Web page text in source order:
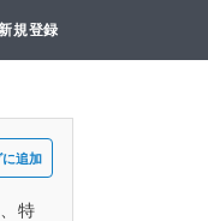
規登録
に追加
特